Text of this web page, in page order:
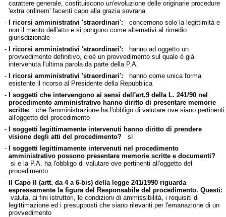
carattere generale, costituiscono un'evoluzione delle originarie procedure
'extra ordinem' facenti capo alla grazia sovrana
- I ricorsi amministrativi 'straordinari': concernono solo la legittimità e
non il merito dell'atto e si pongono come alternativi al rimedio
giurisdizionale
- I ricorsi amministrativi 'straordinari': hanno ad oggetto un
provvedimento definitivo, cioè un provvedimento sul quale è già
intervenuta l'ultima parola da parte della P.A.
- I ricorsi amministrativi 'straordinari': hanno come unica forma
esistente il ricorso al Presidente della Repubblica
- I soggetti che intervengono ai sensi dell'art.9 della L. 241/90 nel
procedimento amministrativo hanno diritto di presentare memorie
scritte: che l'amministrazione ha l'obbligo di valutare ove siano pertinenti
all'oggetto del procedimento
- I soggetti legittimamente intervenuti hanno diritto di prendere
visione degli atti del procedimento?sì
- I soggetti legittimamente intervenuti nel procedimento
amministrativo possono presentare memorie scritte e documenti?
si e la P.A. ha l'obbligo di valutare ove pertinenti all'oggetto del
procedimento
- Il Capo II (artt. da 4 a 6-bis) della legge 241/1990 riguarda
espressamente la figura del Responsabile del procedimento. Questi:
valuta, ai fini istruttori, le condizioni di ammissibilità, i requisiti di
legittimazione ed i presupposti che siano rilevanti per l'emanazione di un
provvedimento